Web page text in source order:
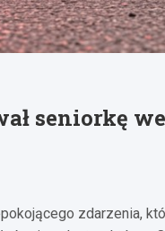
seniorkę
zdarzenia,